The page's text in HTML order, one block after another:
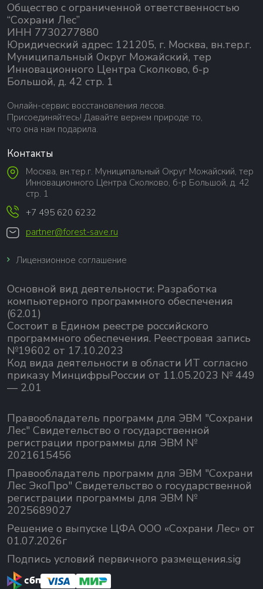
Общество с ограниченной ответственностью
“Сохрани Лес”
ИНН 7730277880
Юридический адрес: 121205, г. Москва, вн.тер.г.
Муниципальный Округ Можайский, тер
Инновационного Центра Сколково, б-р
Большой, д. 42 стр. 1
Онлайн-сервис восстановления лесов.
Присоединяйтесь! Давайте вернем природе то,
что она нам подарила.
Контакты
Москва, вн.тер.г. Муниципальный Округ Можайский, тер
Инновационного Центра Сколково, б-р Большой, д. 42
стр. 1
+7 495 620 6232
partner@forest-save.ru
Лицензионное соглашение
Основной вид деятельности: Разработка
компьютерного программного обеспечения
(62.01)
Состоит в Едином реестре российского
программного обеспечения. Реестровая запись
№19602 от 17.10.2023
Код вида деятельности в области ИТ согласно
приказу МинцифрыРоссии от 11.05.2023 № 449
— 2.01
Правообладатель программ для ЭВМ "Сохрани
Лес" Свидетельство о государственной
регистрации программы для ЭВМ №
2021615456
Правообладатель программ для ЭВМ "Сохрани
Лес ЭкоПро" Свидетельство о государственной
регистрации программы для ЭВМ №
2025689027
Решение о выпуске ЦФА ООО «Сохрани Лес» от
01.07.2026г
Подпись условий первичного размещения.sig